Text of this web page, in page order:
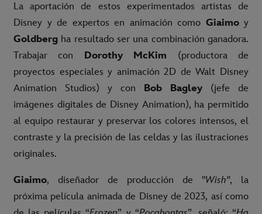
La aportación de estos experimentados artistas de
Disney y de expertos en animación como Giaimo y
Goldberg ha resultado ser una combinación ganadora.
Trabajar con Dorothy McKim (productora de
proyectos especiales y animación 2D de Walt Disney
Animation Studios) y con Bob Bagley (jefe de
imágenes digitales de Disney Animation), ha permitido
al equipo restaurar y preservar los colores intensos, el
contraste y la precisión de las celdas y las ilustraciones
originales.
Giaimo, diseñador de producción de "Wish", la
próxima película animada de Disney de 2023, así como